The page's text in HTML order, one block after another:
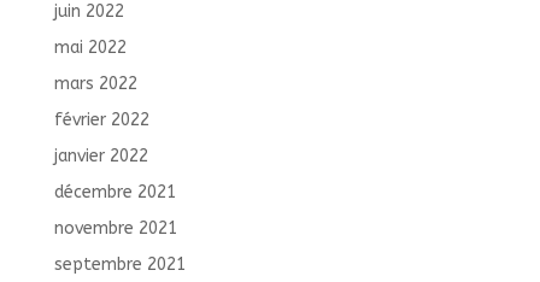
juin 2022
mai 2022
mars 2022
février 2022
janvier 2022
décembre 2021
novembre 2021
septembre 2021